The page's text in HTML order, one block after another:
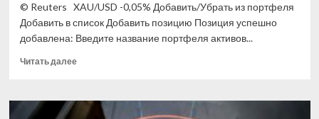
© Reuters XAU/USD -0,05% Добавить/Убрать из портфеля
Добавить в список Добавить позицию Позиция успешно
добавлена: Введите название портфеля активов...
Читать далееПрочитать
Кийосаки:
скупайте